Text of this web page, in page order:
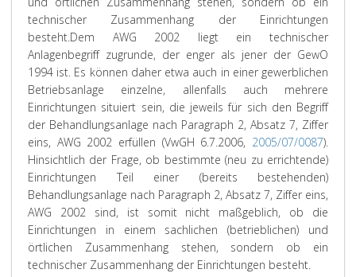
technischer Zusammenhang der Einrichtungen
besteht.Dem AWG 2002 liegt ein technischer
Anlagenbegriff zugrunde, der enger als jener der GewO
1994 ist. Es können daher etwa auch in einer gewerblichen
Betriebsanlage einzelne, allenfalls auch mehrere
Einrichtungen situiert sein, die jeweils für sich den Begriff
der Behandlungsanlage nach Paragraph 2, Absatz 7, Ziffer
eins, AWG 2002 erfüllen (VwGH 6.7.2006, 2005/07/0087).
Hinsichtlich der Frage, ob bestimmte (neu zu errichtende)
Einrichtungen Teil einer (bereits bestehenden)
Behandlungsanlage nach Paragraph 2, Absatz 7, Ziffer eins,
AWG 2002 sind, ist somit nicht maßgeblich, ob die
Einrichtungen in einem sachlichen (betrieblichen) und
örtlichen Zusammenhang stehen, sondern ob ein
technischer Zusammenhang der Einrichtungen besteht.